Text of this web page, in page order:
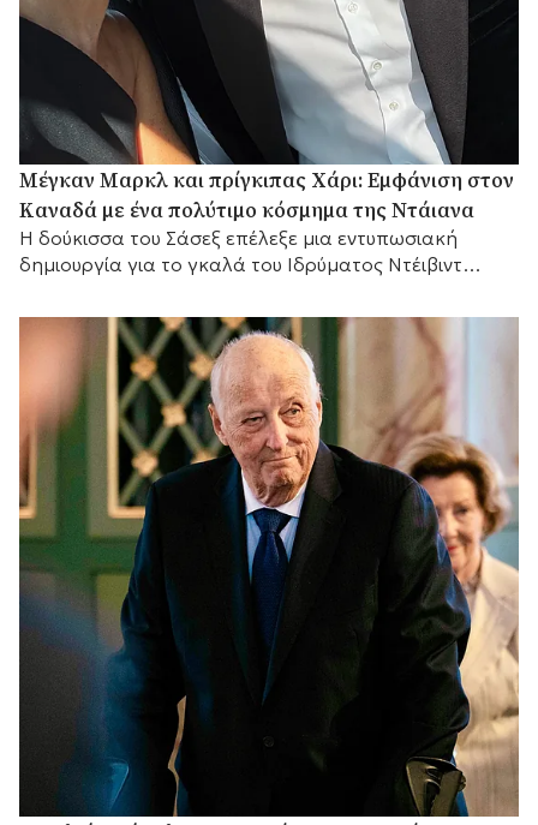
Μέγκαν Μαρκλ και πρίγκιπας Χάρι: Εμφάνιση στον
Καναδά με ένα πολύτιμο κόσμημα της Ντάιανα
Η δούκισσα του Σάσεξ επέλεξε μια εντυπωσιακή
δημιουργία για το γκαλά του Ιδρύματος Ντέιβιντ